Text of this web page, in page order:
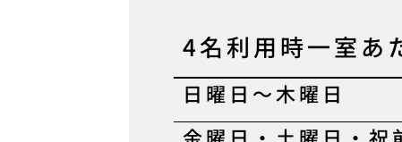
4名利用時一室あ
日曜日〜木曜日